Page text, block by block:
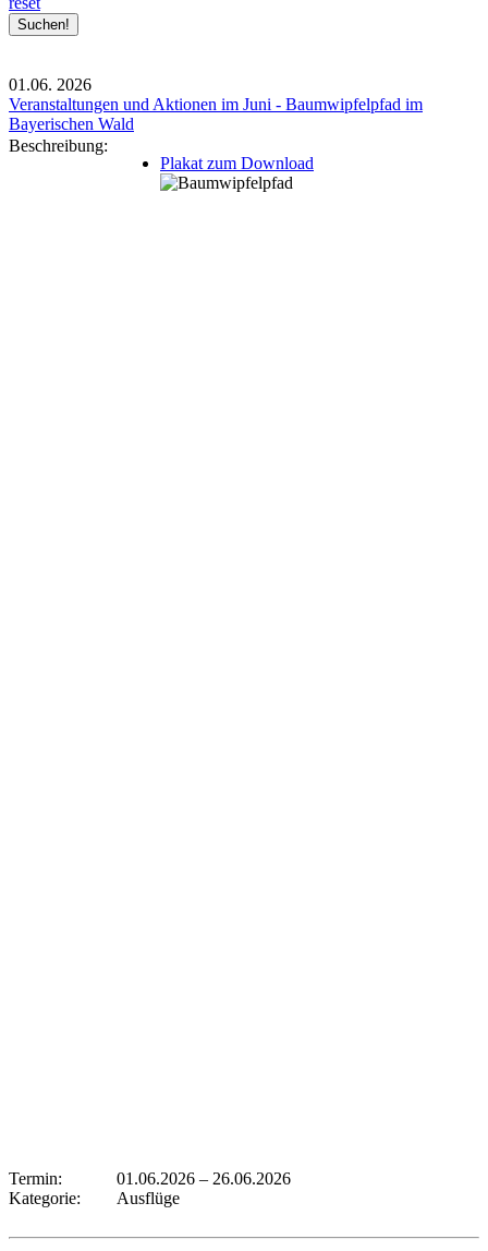
01.06. 2026
Veranstaltungen und Aktionen im Juni - Baumwipfelpfad im
Bayerischen Wald
Beschreibung:
Plakat zum Download
Termin: 01.06.2026 – 26.06.2026
Kategorie:
Ausflüge